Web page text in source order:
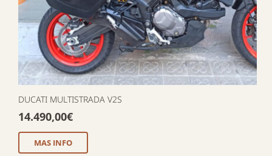
DUCATI MULTISTRADA V2S
14.490,00€
MAS INFO